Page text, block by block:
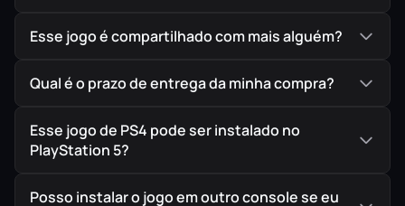
Esse jogo é compartilhado com mais alguém?
Qual é o prazo de entrega da minha compra?
Esse jogo de PS4 pode ser instalado no
PlayStation 5?
Posso instalar o jogo em outro console se eu